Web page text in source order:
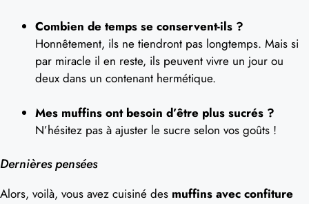
Combien de temps se conservent-ils ?
Honnêtement, ils ne tiendront pas longtemps. Mais si
par miracle il en reste, ils peuvent vivre un jour ou
deux dans un contenant hermétique.
Mes muffins ont besoin d’être plus sucrés ?
N’hésitez pas à ajuster le sucre selon vos goûts !
Dernières pensées
Alors, voilà, vous avez cuisiné des muffins avec confiture